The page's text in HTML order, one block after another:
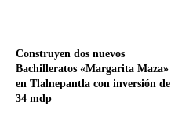
Construyen dos nuevos
Bachilleratos «Margarita Maza»
en Tlalnepantla con inversión de
34 mdp